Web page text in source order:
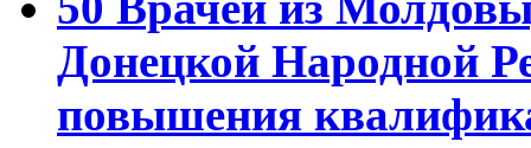
Донецкой Народной
повышения